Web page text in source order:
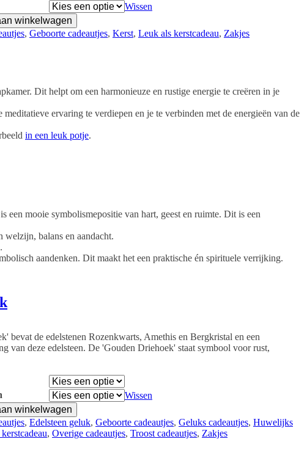
Wissen
winkelwagen
, Geboorte cadeautjes, Kerst, Leuk als kerstcadeau, Zakjes
Dit helpt om een harmonieuze en rustige energie te creëren in je
ervaring te verdiepen en je te verbinden met de energieën van de
in een leuk potje.
mooie symbolismepositie van hart, geest en ruimte. Dit is een
welzijn, balans en aandacht.
aandenken. Dit maakt het een praktische én spirituele verrijking.
bevat de edelstenen Rozenkwarts, Amethis en Bergkristal en een
van deze edelsteen. De 'Gouden Driehoek' staat symbool voor rust,
Wissen
winkelwagen
, Edelsteen geluk, Geboorte cadeautjes, Geluks cadeautjes, Huwelijks
, Overige cadeautjes, Troost cadeautjes, Zakjes